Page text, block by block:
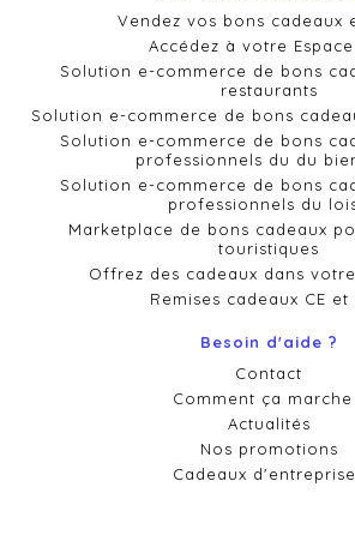
Vendez vos bons cadeaux
Accédez à votre
Solution e-commerce de bons
restaurants
Solution e-commerce de bons
Solution e-commerce de bons
professionnels du du
Solution e-commerce de bons
professionnels du
Marketplace de bons cadeaux
touristiques
Offrez des cadeaux dans
Remises cadeaux CE et
Besoin d'aide ?
Contact
Comment ça marche
Actualités
Nos promotions
Cadeaux